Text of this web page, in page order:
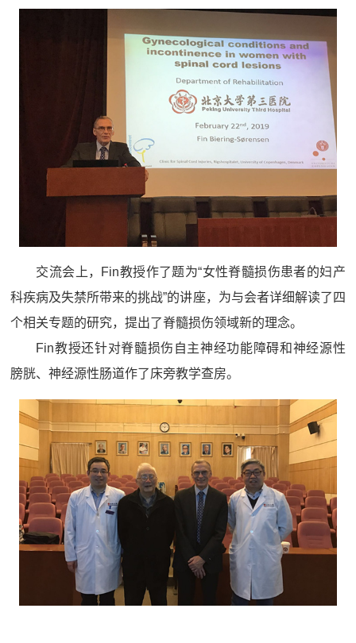
交流会上，Fin教授作了题为“女性脊髓损伤患者的妇产
科疾病及失禁所带来的挑战”的讲座，为与会者详细解读了四
个相关专题的研究，提出了脊髓损伤领域新的理念。
Fin教授还针对脊髓损伤自主神经功能障碍和神经源性
膀胱、神经源性肠道作了床旁教学查房。